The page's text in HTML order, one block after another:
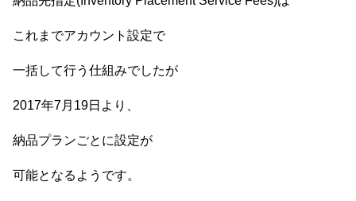
これまでアカウント設定で
一括して行う仕組みでしたが
2017年7月19日より、
納品プランごとに設定が
可能となるようです。